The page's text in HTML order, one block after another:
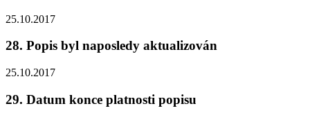
25.10.2017
28. Popis byl naposledy aktualizován
25.10.2017
29. Datum konce platnosti popisu